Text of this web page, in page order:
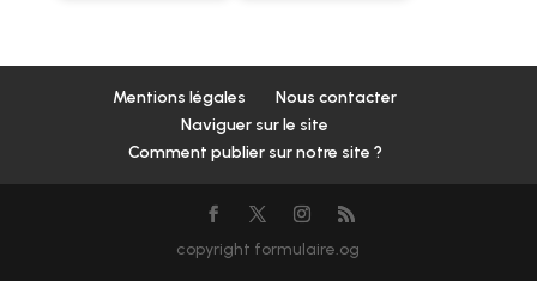
Mentions légales
Nous contacter
Naviguer sur le site
Comment publier sur notre site ?
copyright formulaire.og